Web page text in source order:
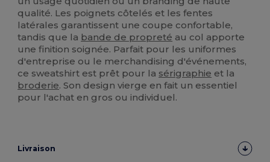
qualité. Les poignets côtelés et les fentes
latérales garantissent une coupe confortable,
tandis que la bande de propreté au col apporte
une finition soignée. Parfait pour les uniformes
d'entreprise ou le merchandising d'événements,
ce sweatshirt est prêt pour la sérigraphie et la
broderie. Son design vierge en fait un essentiel
pour l'achat en gros ou individuel.
Livraison